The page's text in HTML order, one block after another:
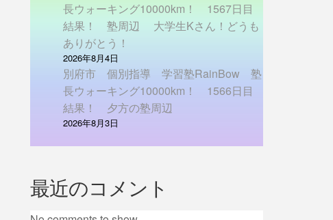
長ウォーキング10000km！ 1567日目
結果！ 塾周辺 大学生Kさん！どうも
ありがとう！
2026年8月4日
別府市 個別指導 学習塾RainBow 塾
長ウォーキング10000km！ 1566日目
結果！ 夕方の塾周辺
2026年8月3日
最近のコメント